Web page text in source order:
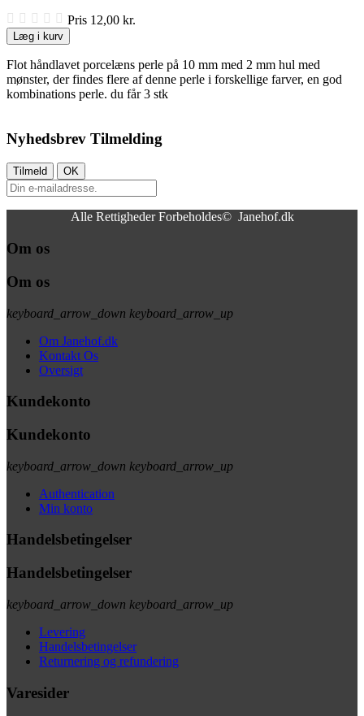
Pris 12,00 kr.
Læg i kurv
Flot håndlavet porcelæns perle på 10 mm med 2 mm hul med
mønster, der findes flere af denne perle i forskellige farver, en god
kombinations perle. du får 3 stk
Nyhedsbrev Tilmelding
Alle Rettigheder Forbeholdes© Janehof.dk
Om os
Om os
keyboard_arrow_down keyboard_arrow_up
Om Janehof.dk
Kontakt Os
Oversigt
Kundekonto
Kundekonto
keyboard_arrow_down keyboard_arrow_up
Authentication
Min konto
Handelsbetingelser
Handelsbetingelser
keyboard_arrow_down keyboard_arrow_up
Levering
Handelsbetingelser
Returnering og refundering
Varesider